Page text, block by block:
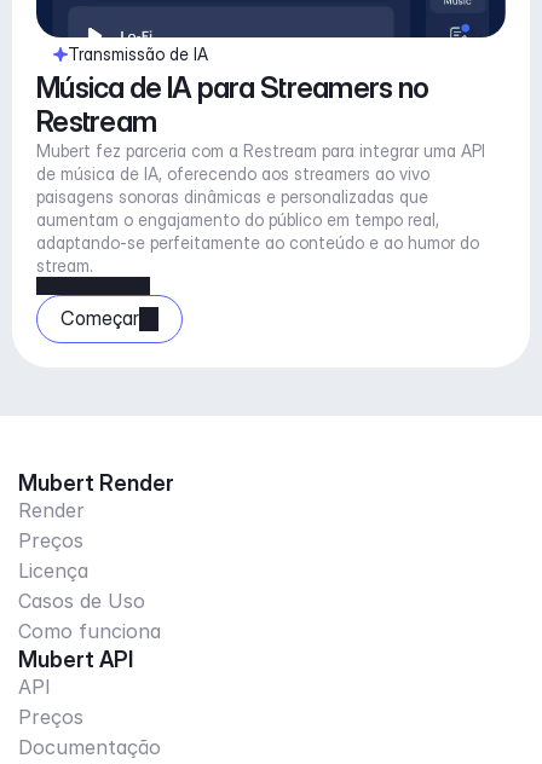
Transmissão de IA
Música de IA para Streamers no
Restream
Mubert fez parceria com a Restream para integrar uma API
de música de IA, oferecendo aos streamers ao vivo
paisagens sonoras dinâmicas e personalizadas que
aumentam o engajamento do público em tempo real,
adaptando-se perfeitamente ao conteúdo e ao humor do
stream.
Começar
Mubert Render
Render
Preços
Licença
Casos de Uso
Como funciona
Mubert API
API
Preços
Documentação